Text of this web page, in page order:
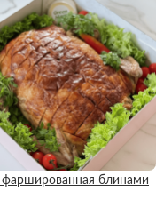
фаршированная блинами